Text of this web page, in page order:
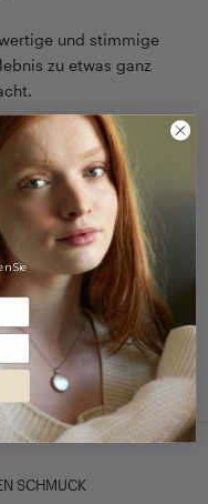
und stimmige
zu etwas ganz
SCHMUCK
Sie